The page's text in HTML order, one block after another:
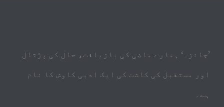
’جائزہ‘ ہمارے ماضی کی بازیافت، حال کی پڑتال
اور مستقبل کی کاشت کی ایک ادبی کاوش کا نام
ہے۔